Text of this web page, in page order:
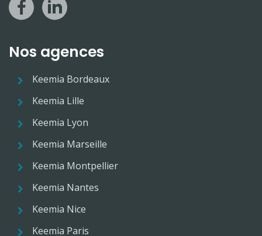
Nos agences
Keemia Bordeaux
Keemia Lille
Keemia Lyon
Keemia Marseille
Keemia Montpellier
Keemia Nantes
Keemia Nice
Keemia Paris